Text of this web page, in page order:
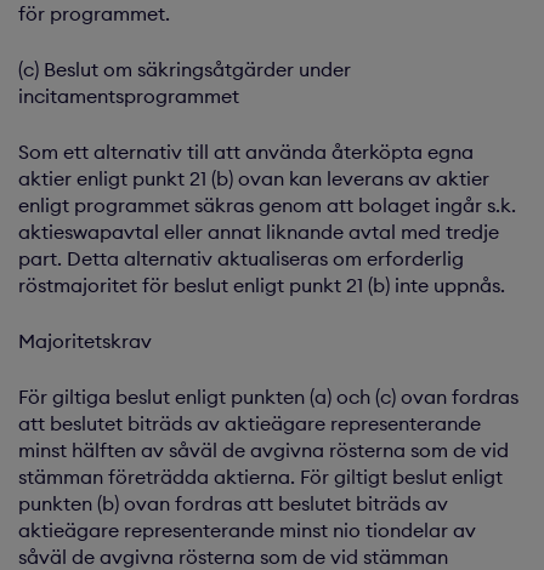
för programmet.
(c) Beslut om säkringsåtgärder under
incitamentsprogrammet
Som ett alternativ till att använda återköpta egna
aktier enligt punkt 21 (b) ovan kan leverans av aktier
enligt programmet säkras genom att bolaget ingår s.k.
aktieswapavtal eller annat liknande avtal med tredje
part. Detta alternativ aktualiseras om erforderlig
röstmajoritet för beslut enligt punkt 21 (b) inte uppnås.
Majoritetskrav
För giltiga beslut enligt punkten (a) och (c) ovan fordras
att beslutet biträds av aktieägare representerande
minst hälften av såväl de avgivna rösterna som de vid
stämman företrädda aktierna. För giltigt beslut enligt
punkten (b) ovan fordras att beslutet biträds av
aktieägare representerande minst nio tiondelar av
såväl de avgivna rösterna som de vid stämman